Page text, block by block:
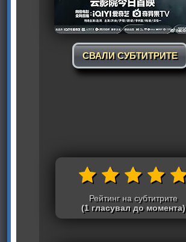
СВАЛИ СУБТИТРИТЕ
Рейтинг на субтитрите
(1 гласувал до момента)